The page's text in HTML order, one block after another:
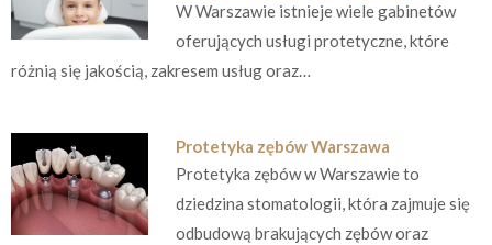
W Warszawie istnieje wiele gabinetów
oferujących usługi protetyczne, które
różnią się jakością, zakresem usług oraz…
Protetyka zębów Warszawa
Protetyka zębów w Warszawie to
dziedzina stomatologii, która zajmuje się
odbudową brakujących zębów oraz